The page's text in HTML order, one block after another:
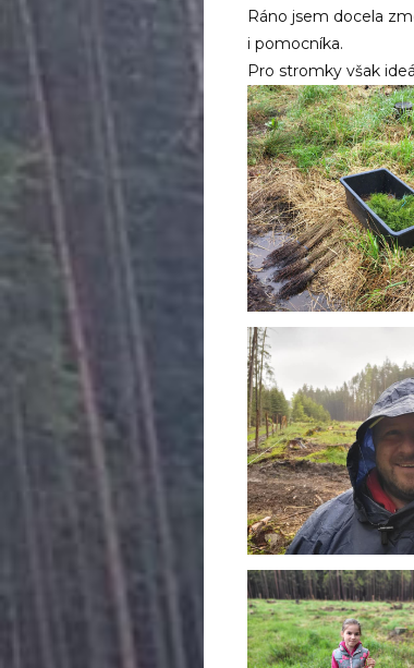
Ráno jsem docela
i pomocníka.
Pro stromky však